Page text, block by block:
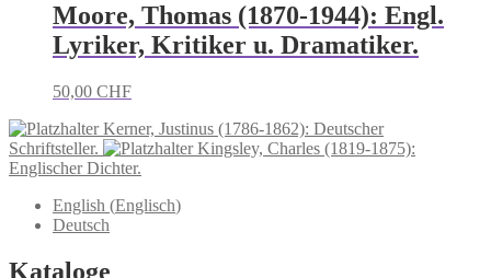
Moore, Thomas (1870-1944): Engl.
Lyriker, Kritiker u. Dramatiker.
50,00 CHF
Kerner, Justinus (1786-1862): Deutscher
Schriftsteller.
Kingsley, Charles (1819-1875):
Englischer Dichter.
English (Englisch)
Deutsch
Kataloge